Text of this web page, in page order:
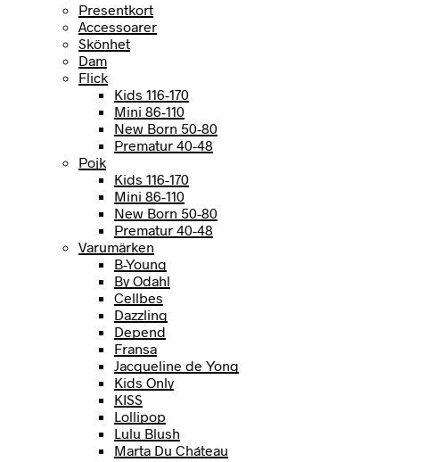
Presentkort
Accessoarer
Skönhet
Dam
Flick
Kids 116-170
Mini 86-110
New Born 50-80
Prematur 40-48
Pojk
Kids 116-170
Mini 86-110
New Born 50-80
Prematur 40-48
Varumärken
B-Young
By Odahl
Cellbes
Dazzling
Depend
Fransa
Jacqueline de Yong
Kids Only
KISS
Lollipop
Lulu Blush
Marta Du Cháteau